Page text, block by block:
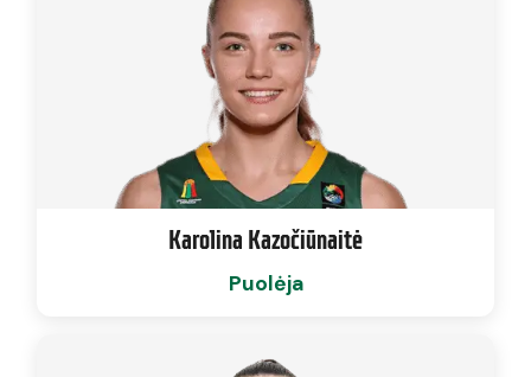
Karolina Kazočiūnaitė
Puolėja